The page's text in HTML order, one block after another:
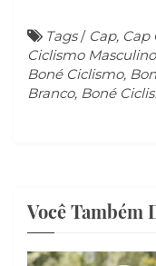
Tags/ Cap, Cap
Ciclismo
Boné Ciclismo,
Branco, Boné
Você Também